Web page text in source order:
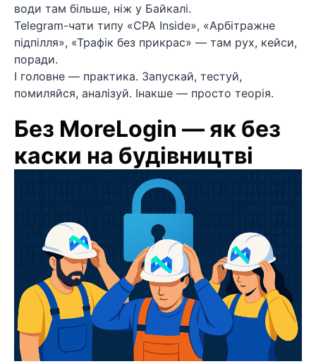
води там більше, ніж у Байкалі.
Telegram-чати типу «CPA Inside», «Арбітражне
підпілля», «Трафік без прикрас» — там рух, кейси,
поради.
І головне — практика. Запускай, тестуй,
помиляйся, аналізуй. Інакше — просто теорія.
Без MoreLogin — як без
каски на будівництві